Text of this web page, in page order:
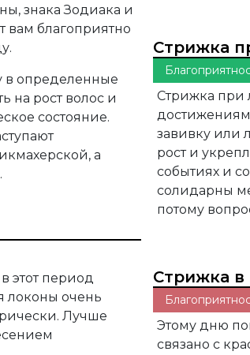
знака Зодиака и
благоприятно
в определенные
рост волос и
состояние.
а
этот период
локоны очень
Лучше
Стрижка
Стрижка при
завивку или
рост и
событиях и
солидарны
потому
Стрижка в
Этому дню
связано с